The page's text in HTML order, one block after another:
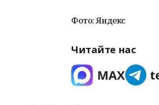
Фото: Яндекс
Читайте нас